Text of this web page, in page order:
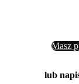
Masz
lub